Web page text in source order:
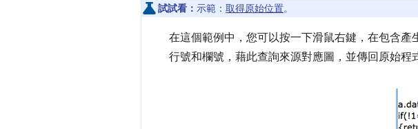
試試看： 示範： 取得原始位置。
在這個範例中，您可以按一下滑鼠右鍵，在包含
行號和欄號，藉此查詢來源對應圖，並傳回原始程